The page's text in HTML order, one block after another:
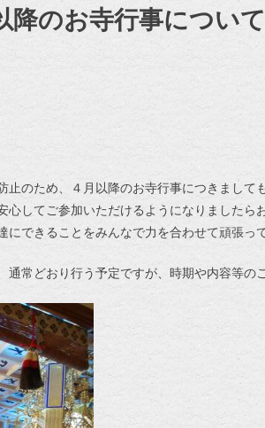
降のお寺行事について
止のため、４月以降のお寺行事につきまして
心してご参加いただけるようになりましたら
にできることをみんなで力を合わせて頑張っ
常どおり行う予定ですが、時期や内容等の